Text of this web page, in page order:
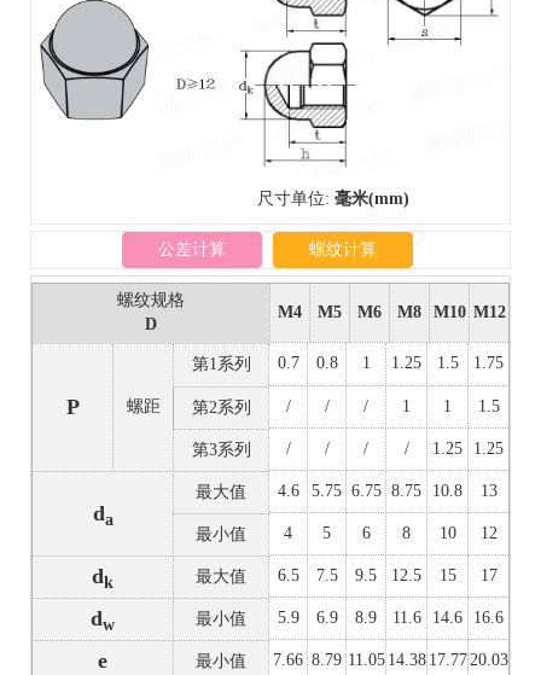
尺寸单位: 毫米(mm)
公差计算 螺纹计算
螺纹规格
D
M4 M5 M6 M8 M10 M12
P 螺距
第1系列
第2系列
第3系列
da
最大值
最小值
dk 最大值
dw 最小值
e 最小值
0.7 0.8 1 1.25 1.5 1.75
/ / / 1 1 1.5
/ / / / 1.25 1.25
4.6 5.75 6.75 8.75 10.8 13
4 5 6 8 10 12
6.5 7.5 9.5 12.5 15 17
5.9 6.9 8.9 11.6 14.6 16.6
7.66 8.79 11.05 14.38 17.7720.03